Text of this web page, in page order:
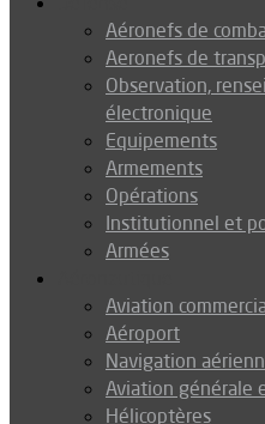
Aéronefs de
Aeronefs de
Observation,
électronique
Equipements
Armements
Opérations
Institutionnel et
Armées
Aviation
Aéroport
Navigation
Aviation générale
Hélicoptères